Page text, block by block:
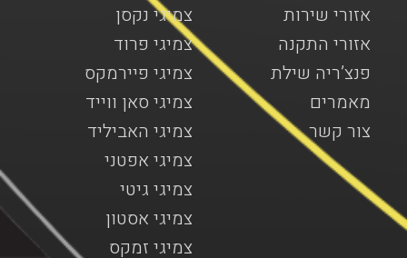
צמיגי נקסן
צמיגי פרוד
צמיגי פיירמקס
צמיגי סאן ווייד
צמיגי האביליד
צמיגי אפטני
צמיגי גיטי
צמיגי אסטון
צמיגי זמקס
אזורי שירות
אזורי התקנה
פנצ’ריה שילת
מאמרים
צור קשר